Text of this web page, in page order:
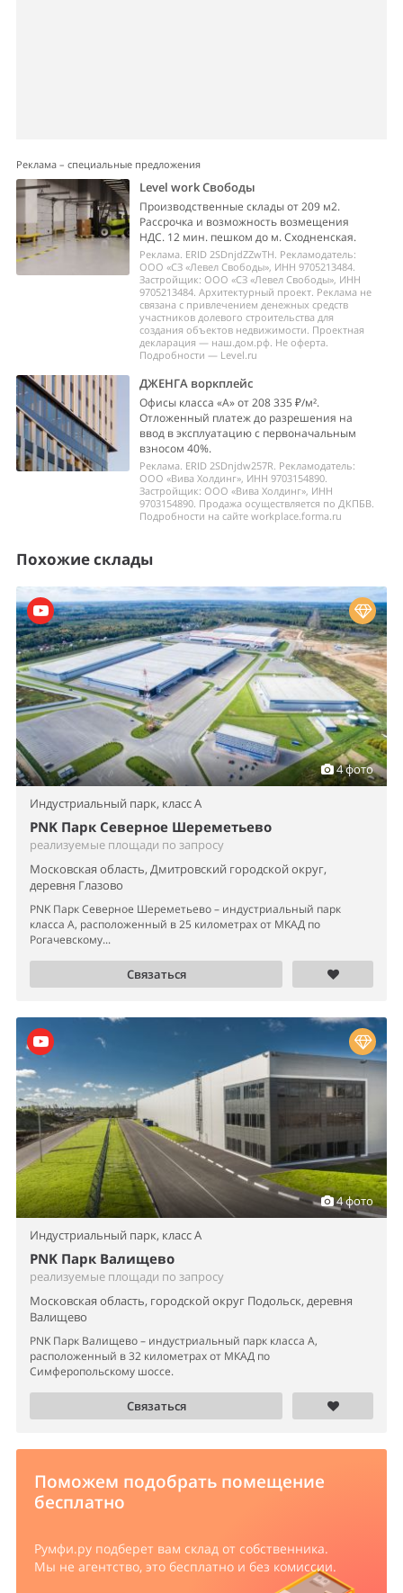
Реклама – специальные предложения
Level work Свободы
Производственные склады от 209 м2.
Рассрочка и возможность возмещения
НДС. 12 мин. пешком до м. Сходненская.
Реклама. ERID 2SDnjdZZwTH. Рекламодатель:
ООО «СЗ «Левел Свободы», ИНН 9705213484.
Застройщик: ООО «СЗ «Левел Свободы», ИНН
9705213484. Архитектурный проект. Реклама не
связана с привлечением денежных средств
участников долевого строительства для
создания объектов недвижимости. Проектная
декларация — наш.дом.рф. Не оферта.
Подробности — Level.ru
ДЖЕНГА воркплейс
Офисы класса «А» от 208 335 ₽/м².
Отложенный платеж до разрешения на
ввод в эксплуатацию с первоначальным
взносом 40%.
Реклама. ERID 2SDnjdw257R. Рекламодатель:
ООО «Вива Холдинг», ИНН 9703154890.
Застройщик: ООО «Вива Холдинг», ИНН
9703154890. Продажа осуществляется по ДКПБВ.
Подробности на сайте workplace.forma.ru
Похожие склады
4 фото
Индустриальный парк, класс A
PNK Парк Северное Шереметьево
реализуемые площади по запросу
Московская область, Дмитровский городской округ,
деревня Глазово
PNK Парк Северное Шереметьево – индустриальный парк
класса А, расположенный в 25 километрах от МКАД по
Рогачевскому...
Связаться
4 фото
Индустриальный парк, класс A
PNK Парк Валищево
реализуемые площади по запросу
Московская область, городской округ Подольск, деревня
Валищево
PNK Парк Валищево – индустриальный парк класса А,
расположенный в 32 километрах от МКАД по
Симферопольскому шоссе.
Связаться
Поможем подобрать помещение
бесплатно
Румфи.ру подберет вам склад от собственника.
Мы не агентство, это бесплатно и без комиссии.